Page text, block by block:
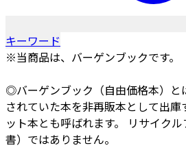
キーワード
※当商品は、バーゲンブックです。
◎バーゲンブック（自由価格本）と
されていた本を非再販本として出
ット本とも呼ばれます。 リサイク
書）ではありません。